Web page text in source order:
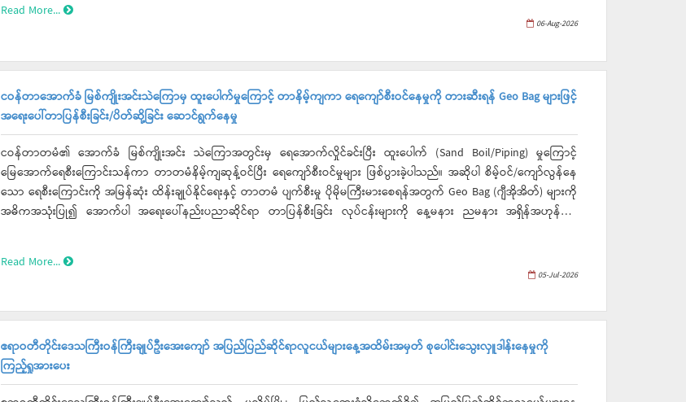
Read More...
06-Aug-2026
ငဝန်တာအောက်ခံ မြစ်ကျိုးအင်းသဲကြောမှ ထူးပေါက်မှုကြောင့် တာနိမ့်ကျကာ ရေကျော်စီးဝင်နေမှုကို တားဆီးရန် Geo Bag များဖြင့်
အရေးပေါ်တာပြန်စီးခြင်း/ပိတ်ဆို့ခြင်း ဆောင်ရွက်နေမှု
ငဝန်တာတမံ၏ အောက်ခံ မြစ်ကျိုးအင်း သဲကြောအတွင်းမှ ရေအောက်လှိုင်ခင်းပြီး ထူးပေါက် (Sand Boil/Piping) မှုကြောင့်
မြေအောက်ရေစီးကြောင်းသန်ကာ တာတမံနိမ့်ကျဆုန့်ဝင်ပြီး ရေကျော်စီးဝင်မှုများ ဖြစ်ပွားခဲ့ပါသည်။ အဆိုပါ စိမ့်ဝင်/ကျော်လွန်နေ
သော ရေစီးကြောင်းကို အမြန်ဆုံး ထိန်းချုပ်နိုင်ရေးနှင့် တာတမံ ပျက်စီးမှု ပိုမိုမကြီးမားစေရန်အတွက် Geo Bag (ဂျီအိုအိတ်) များကို
အဓိကအသုံးပြု၍ အောက်ပါ အရေးပေါ်နည်းပညာဆိုင်ရာ တာပြန်စီးခြင်း လုပ်ငန်းများကို နေ့မနား ညမနား အရှိန်အဟုန်မြှင့်
Read More...
05-Jul-2026
ဧရာဝတီတိုင်းဒေသကြီးဝန်ကြီးချုပ်ဦးအေးကျော် အပြည်ပြည်ဆိုင်ရာလူငယ်များနေ့အထိမ်းအမှတ် စုပေါင်းသွေးလှူဒါန်းနေမှုကို
ကြည့်ရှုအားပေး